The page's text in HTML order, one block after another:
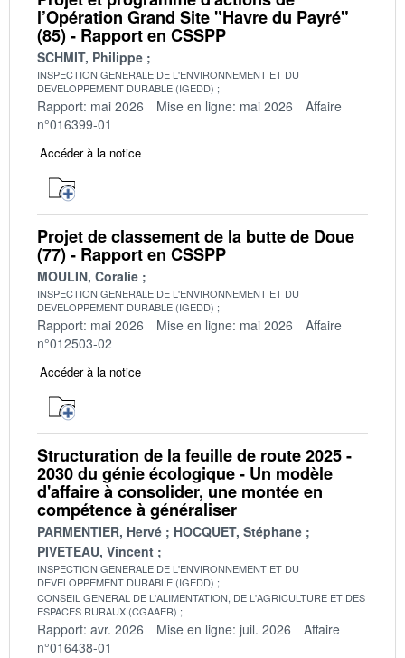
l’Opération Grand Site "Havre du Payré"
(85) - Rapport en CSSPP
SCHMIT, Philippe
INSPECTION GENERALE DE L'ENVIRONNEMENT ET DU
DEVELOPPEMENT DURABLE (IGEDD)
Rapport: mai 2026 Mise en ligne: mai 2026
Affaire
n°016399-01
Accéder à la notice
Projet de classement de la butte de Doue
(77) - Rapport en CSSPP
MOULIN, Coralie
INSPECTION GENERALE DE L'ENVIRONNEMENT ET DU
DEVELOPPEMENT DURABLE (IGEDD)
Rapport: mai 2026 Mise en ligne: mai 2026
Affaire
n°012503-02
Accéder à la notice
Structuration de la feuille de route 2025 -
2030 du génie écologique - Un modèle
d'affaire à consolider, une montée en
compétence à généraliser
PARMENTIER, Hervé
HOCQUET, Stéphane
PIVETEAU, Vincent
INSPECTION GENERALE DE L'ENVIRONNEMENT ET DU
DEVELOPPEMENT DURABLE (IGEDD)
CONSEIL GENERAL DE L'ALIMENTATION, DE L'AGRICULTURE ET DES
ESPACES RURAUX (CGAAER)
Rapport: avr. 2026 Mise en ligne: juil. 2026
Affaire
n°016438-01